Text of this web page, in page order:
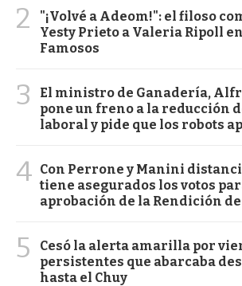
2
"¡Volvé a Adeom!": el filoso
Yesty Prieto a Valeria Ripoll
Famosos
3
El ministro de Ganadería,
pone un freno a la reducción
laboral y pide que los robots
4 Con Perrone y Manini
tiene asegurados los votos
aprobación de la Rendición de
5
Cesó la alerta amarilla por
persistentes que abarcaba
hasta el Chuy